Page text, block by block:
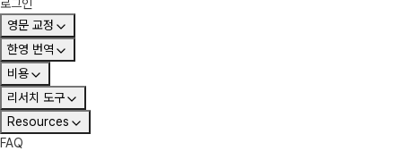
로그인
영문 교정
한영 번역
비용
리서치 도구
Resources
FAQ